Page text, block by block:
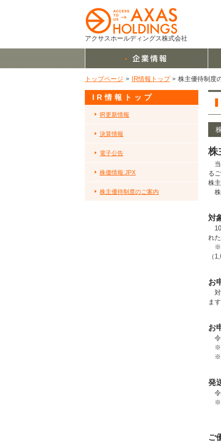
ツ
へ
ス
シ
ョ
ン
アクサスホールディングス株式会社
トップページ IR情報トップ 株主優待制度
株
当
る
株
株
対
10
れ
※
（
お
対
ま
お
令
※
※
発
令
※
あ
ご
IR情報トップ
IR更新情報
決算情報
電子公告
株価情報:JPX
株主優待制度のご案内